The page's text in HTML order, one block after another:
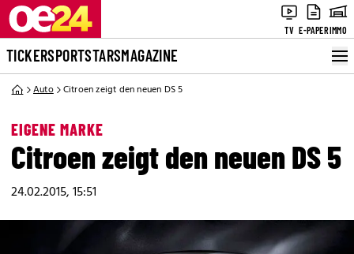
TV E-PAPERIMMO
TICKERSPORTSTARSMAGAZINE
Auto Citroen zeigt den neuen DS 5
EIGENE MARKE
Citroen zeigt den neuen DS 5
24.02.2015, 15:51